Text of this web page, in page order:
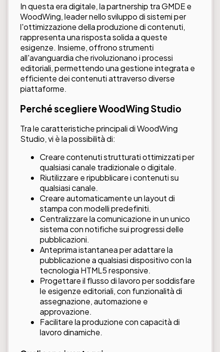
In questa era digitale, la partnership tra GMDE e
WoodWing, leader nello sviluppo di sistemi per
l'ottimizzazione della produzione di contenuti,
rappresenta una risposta solida a queste
esigenze. Insieme, offrono strumenti
all'avanguardia che rivoluzionano i processi
editoriali, permettendo una gestione integrata e
efficiente dei contenuti attraverso diverse
piattaforme.
Perché scegliere WoodWing Studio
Tra le caratteristiche principali di WoodWing
Studio, vi è la possibilità di:
Creare contenuti strutturati ottimizzati per
qualsiasi canale tradizionale o digitale.
Riutilizzare e ripubblicare i contenuti su
qualsiasi canale.
Creare automaticamente un layout di
stampa con modelli predefiniti.
Centralizzare la comunicazione in un unico
sistema con notifiche sui progressi delle
pubblicazioni.
Anteprima istantanea per adattare la
pubblicazione a qualsiasi dispositivo con la
tecnologia HTML5 responsive.
Progettare il flusso di lavoro per soddisfare
le esigenze editoriali, con funzionalità di
assegnazione, automazione e
approvazione.
Facilitare la produzione con capacità di
lavoro dinamiche.